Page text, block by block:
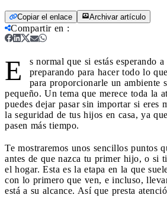
Copiar el enlace Archivar artículo
Compartir en :
E
s normal que si estás esperando
preparando para hacer todo lo
para proporcionarle un ambiente
pequeño. Un tema que merece toda la
puedes dejar pasar sin importar si eres
la seguridad de tus hijos en casa, ya
pasen más tiempo.
Te mostraremos unos sencillos puntos
antes de que nazca tu primer hijo, o si
el hogar. Esta es la etapa en la que
con lo primero que ven, e incluso,
está a su alcance. Así que presta